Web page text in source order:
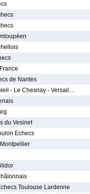
de Nantes
- Le Chesnay - Versail…
du Vesinet
Echecs
Toulouse Lardenne